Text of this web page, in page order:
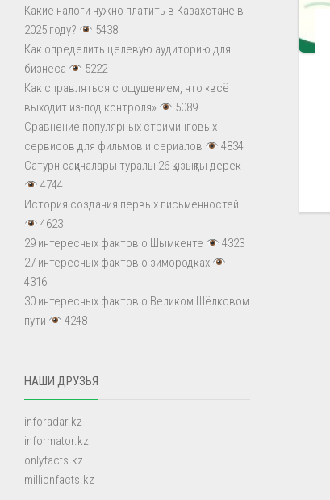
Какие налоги нужно платить в Казахстане в
2025 году?
5438
Как определить целевую аудиторию для
бизнеса
5222
Как справляться с ощущением, что «всё
выходит из-под контроля»
5089
Сравнение популярных стриминговых
сервисов для фильмов и сериалов
4834
Сатурн сақиналары туралы 26 қызықты дерек
4744
История создания первых письменностей
4623
29 интересных фактов о Шымкенте
4323
27 интересных фактов о зимородках
4316
30 интересных фактов о Великом Шёлковом
пути
4248
НАШИ ДРУЗЬЯ
inforadar.kz
informator.kz
onlyfacts.kz
millionfacts.kz